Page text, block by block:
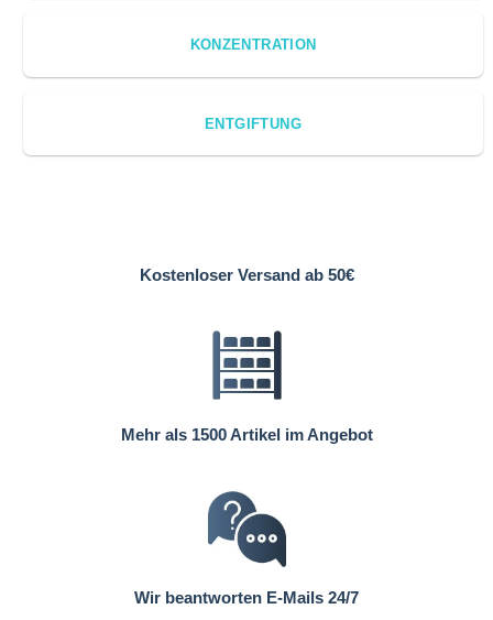
KONZENTRATION
ENTGIFTUNG
Kostenloser Versand ab 50€
Mehr als 1500 Artikel im Angebot
Wir beantworten E-Mails 24/7